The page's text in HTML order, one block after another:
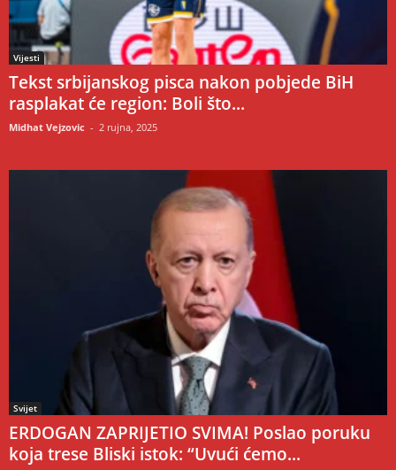
Vijesti
Tekst srbijanskog pisca nakon pobjede BiH
rasplakat će region: Boli što...
Midhat Vejzovic - 2 rujna, 2025
Svijet
ERDOGAN ZAPRIJETIO SVIMA! Poslao poruku
koja trese Bliski istok: “Uvući ćemo...